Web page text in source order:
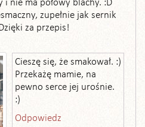
i nie ma połowy blachy. :D
zupełnie jak sernik
za przepis!
Cieszę się, że smakował. :)
Przekażę mamie, na
pewno serce jej urośnie.
:)
Odpowiedz